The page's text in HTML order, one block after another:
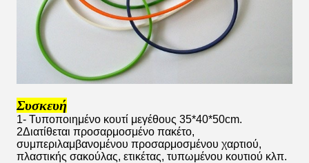
Συσκευή
1- Τυποποιημένο κουτί μεγέθους 35*40*50cm.
2Διατίθεται προσαρμοσμένο πακέτο,
συμπεριλαμβανομένου προσαρμοσμένου χαρτιού,
πλαστικής σακούλας, ετικέτας, τυπωμένου κουτιού κλπ.